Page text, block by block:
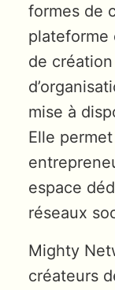
formes de
plateforme
de
mise à
Elle
espace
réseaux
Mighty
créateurs